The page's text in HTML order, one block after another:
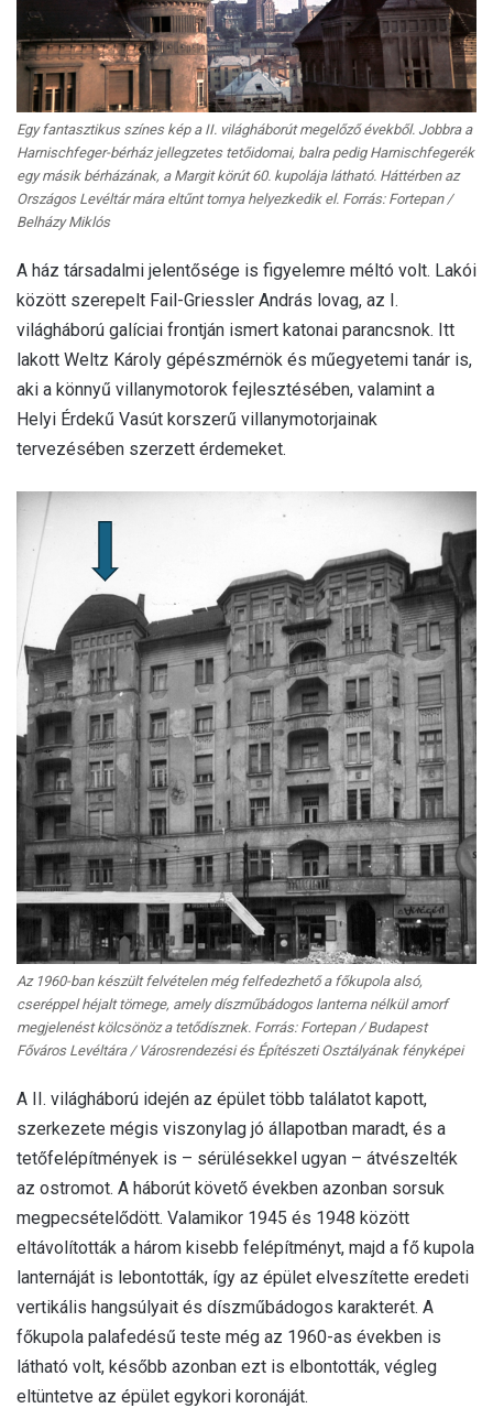
Egy fantasztikus színes kép a II. világháborút megelőző évekből. Jobbra a
Harnischfeger-bérház jellegzetes tetőidomai, balra pedig Harnischfegerék
egy másik bérházának, a Margit körút 60. kupolája látható. Háttérben az
Országos Levéltár mára eltűnt tornya helyezkedik el. Forrás: Fortepan /
Belházy Miklós
A ház társadalmi jelentősége is figyelemre méltó volt. Lakói
között szerepelt Fail-Griessler András lovag, az I.
világháború galíciai frontján ismert katonai parancsnok. Itt
lakott Weltz Károly gépészmérnök és műegyetemi tanár is,
aki a könnyű villanymotorok fejlesztésében, valamint a
Helyi Érdekű Vasút korszerű villanymotorjainak
tervezésében szerzett érdemeket.
Az 1960-ban készült felvételen még felfedezhető a főkupola alsó,
cseréppel héjalt tömege, amely díszműbádogos lanterna nélkül amorf
megjelenést kölcsönöz a tetődísznek. Forrás: Fortepan / Budapest
Főváros Levéltára / Városrendezési és Építészeti Osztályának fényképei
A II. világháború idején az épület több találatot kapott,
szerkezete mégis viszonylag jó állapotban maradt, és a
tetőfelépítmények is – sérülésekkel ugyan – átvészelték
az ostromot. A háborút követő években azonban sorsuk
megpecsételődött. Valamikor 1945 és 1948 között
eltávolították a három kisebb felépítményt, majd a fő kupola
lanternáját is lebontották, így az épület elveszítette eredeti
vertikális hangsúlyait és díszműbádogos karakterét. A
főkupola palafedésű teste még az 1960-as években is
látható volt, később azonban ezt is elbontották, végleg
eltüntetve az épület egykori koronáját.